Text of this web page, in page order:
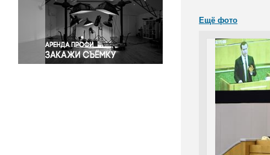
Спорт
Экология
Экономика и бизнес
Ещё фото